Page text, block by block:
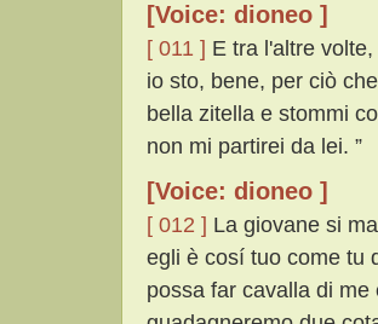
[Voice: dioneo ]
[ 011 ] E tra l'altre
io sto, bene, per ciò
bella zitella e stommi
non mi partirei da lei. ”
[Voice: dioneo ]
[ 012 ] La giovane si
egli è cosí tuo come tu
possa far cavalla di